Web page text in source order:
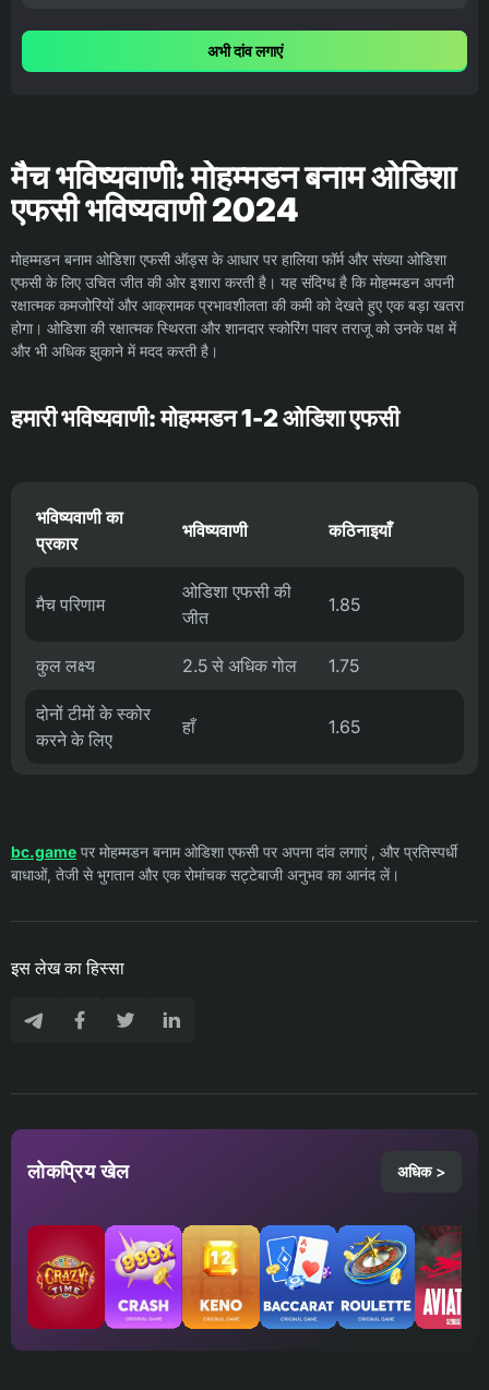
अभी दांव लगाएं
मैच भविष्यवाणी: मोहम्मडन बनाम ओडिशा
एफसी भविष्यवाणी 2024
मोहम्मडन बनाम ओडिशा एफसी ऑड्स के आधार पर हालिया फॉर्म और संख्या ओडिशा
एफसी के लिए उचित जीत की ओर इशारा करती है। यह संदिग्ध है कि मोहम्मडन अपनी
रक्षात्मक कमजोरियों और आक्रामक प्रभावशीलता की कमी को देखते हुए एक बड़ा खतरा
होगा। ओडिशा की रक्षात्मक स्थिरता और शानदार स्कोरिंग पावर तराजू को उनके पक्ष में
और भी अधिक झुकाने में मदद करती है।
हमारी भविष्यवाणी: मोहम्मडन 1-2 ओडिशा एफसी
भविष्यवाणी का
प्रकार
भविष्यवाणी कठिनाइयाँ
मैच परिणाम
ओडिशा एफसी की
जीत
1.85
कुल लक्ष्य 2.5 से अधिक गोल 1.75
दोनों टीमों के स्कोर
करने के लिए
हाँ 1.65
bc.game पर मोहम्मडन बनाम ओडिशा एफसी पर अपना दांव लगाएं , और प्रतिस्पर्धी
बाधाओं, तेजी से भुगतान और एक रोमांचक सट्टेबाजी अनुभव का आनंद लें।
इस लेख का हिस्सा
लोकप्रिय खेल अधिक >